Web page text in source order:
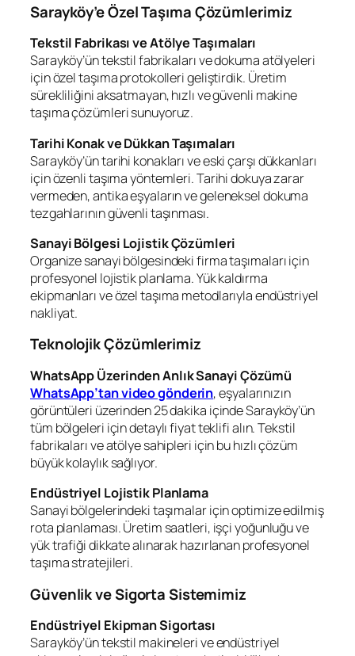
Sarayköy’e Özel Taşıma Çözümlerimiz
Tekstil Fabrikası ve Atölye Taşımaları
Sarayköy’ün tekstil fabrikaları ve dokuma atölyeleri
için özel taşıma protokolleri geliştirdik. Üretim
sürekliliğini aksatmayan, hızlı ve güvenli makine
taşıma çözümleri sunuyoruz.
Tarihi Konak ve Dükkan Taşımaları
Sarayköy’ün tarihi konakları ve eski çarşı dükkanları
için özenli taşıma yöntemleri. Tarihi dokuya zarar
vermeden, antika eşyaların ve geleneksel dokuma
tezgahlarının güvenli taşınması.
Sanayi Bölgesi Lojistik Çözümleri
Organize sanayi bölgesindeki firma taşımaları için
profesyonel lojistik planlama. Yük kaldırma
ekipmanları ve özel taşıma metodlarıyla endüstriyel
nakliyat.
Teknolojik Çözümlerimiz
WhatsApp Üzerinden Anlık Sanayi Çözümü
WhatsApp’tan video gönderin, eşyalarınızın
görüntüleri üzerinden 25 dakika içinde Sarayköy’ün
tüm bölgeleri için detaylı fiyat teklifi alın. Tekstil
fabrikaları ve atölye sahipleri için bu hızlı çözüm
büyük kolaylık sağlıyor.
Endüstriyel Lojistik Planlama
Sanayi bölgelerindeki taşımalar için optimize edilmiş
rota planlaması. Üretim saatleri, işçi yoğunluğu ve
yük trafiği dikkate alınarak hazırlanan profesyonel
taşıma stratejileri.
Güvenlik ve Sigorta Sistemimiz
Endüstriyel Ekipman Sigortası
Sarayköy’ün tekstil makineleri ve endüstriyel